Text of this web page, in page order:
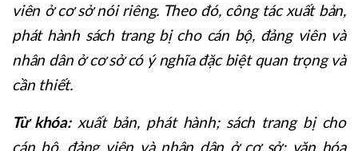
viên ở cơ sở nói riêng. Theo đó, công tác xuất bản,
phát hành sách trang bị cho cán bộ, đảng viên và
nhân dân ở cơ sở có ý nghĩa đặc biệt quan trọng và
cần thiết.
Từ khóa: xuất bản, phát hành; sách trang bị cho
cán bộ, đảng viên và nhân dân ở cơ sở; văn hóa